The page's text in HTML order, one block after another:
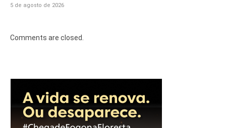
5 de agosto de 2026
Comments are closed.